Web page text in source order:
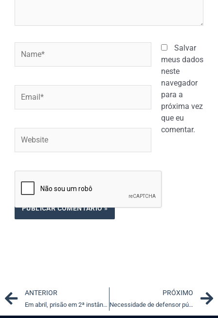
Salvar
meus dados
neste
navegador
para a
próxima vez
que eu
comentar.
Prev
ANTERIOR
Em abril, prisão em 2ª instância dominou o debate nacional
PRÓXIMO
Necessidade de defensor público ter inscrição na OAB é matéria com repercussão geral